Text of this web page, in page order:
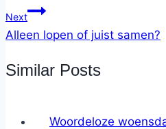
Next
Alleen lopen of juist samen?
Similar Posts
Woordeloze